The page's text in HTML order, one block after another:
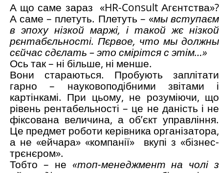
А що саме зараз «HR-Consult Агєнтства»?
А саме – плетуть. Плетуть – «мы вступаєм
в эпоху нізкой маржі, і такой жє нізкой
рєнтабєльності. Пєрвое, что мы должны
сєйчас сдєлать – это смірітся с этім…»
Ось так – ні більше, ні менше.
Вони стараються. Пробують заплітати
гарно – науковоподібними звітами і
картінкамі. При цьому, не розуміючи, що
рівень рентабельності – це не даність і не
фіксована величина, а об’єкт управління.
Це предмет роботи керівника організатора,
а не «ейчара» «компанії» вкупі з «бізнес-
трєнєром».
Тобто – не «топ-менеджмент на чолі з